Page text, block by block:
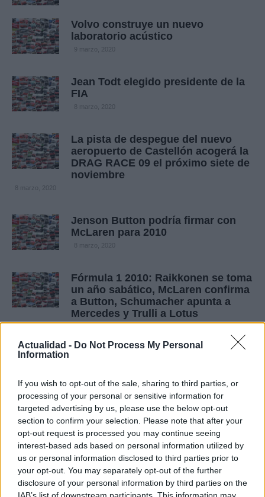
Actualidad - Do Not Process My Personal
Information
If you wish to opt-out of the sale, sharing to third parties, or
processing of your personal or sensitive information for
targeted advertising by us, please use the below opt-out
section to confirm your selection. Please note that after your
opt-out request is processed you may continue seeing
interest-based ads based on personal information utilized by
us or personal information disclosed to third parties prior to
your opt-out. You may separately opt-out of the further
disclosure of your personal information by third parties on the
Volvo construye un nuevo
laboratorio acústico
9 marzo, 2020
Jean Todt elegido presidente de la
FIA
8 marzo, 2020
La pista de despegue del nuevo
aeropuerto de Castellón acogerá la
DRAG RACE 09 el próximo siete de
noviembre
8 marzo, 2020
Jenson Button podría firmar con
McLaren para 2010
8 marzo, 2020
Fórmula 1 2010: Raikkonen se toma
un año sabático, McLaren confirma
a Button, Schumacher apunta a
Mercedes y Trulli a Lotus
6 marzo, 2020
Un preparador alemán le saca 1.032
CV a un VW Polo MK1 (con vídeo)
6 marzo, 2020
Un coche con una turbina eólica
consigue viajar más rápido que el